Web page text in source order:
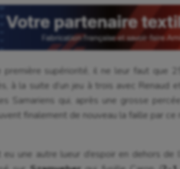
première supériorité, il ne leur faut que
à la suite d’un jeu à trois avec Renaud
Samariens qui, après une grosse
finalement de nouveau la faille par ce
eu une autre lueur d’espoir en dehors de